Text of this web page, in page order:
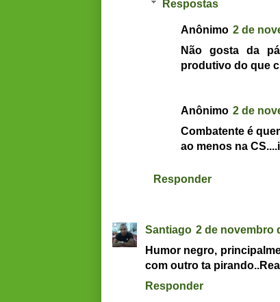
Respostas
Anônimo 2 de
Não gosta da
produtivo do que
Anônimo 2 de
Combatente é
ao menos na
Responder
Santiago 2 de novembro
Humor negro,
com outro ta
Responder